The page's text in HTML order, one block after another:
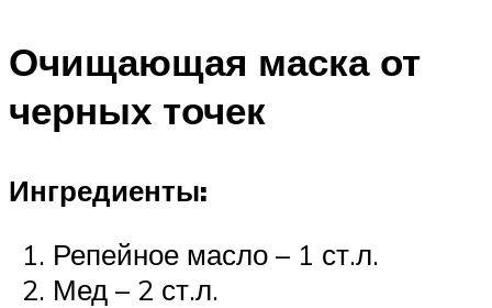
Очищающая маска от
черных точек
Ингредиенты:
Репейное масло – 1 ст.л.
Мед – 2 ст.л.